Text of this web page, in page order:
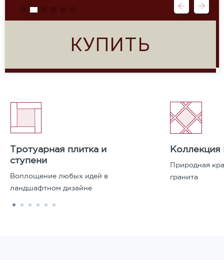
КУПИТЬ
Тротуарная плитка и
ступени
Воплощение любых идей в
ландшафтном дизайне
Природная
гранита